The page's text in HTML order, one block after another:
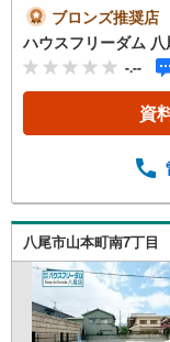
りや、お子
送迎させて
けついでに
し、建築条
フリーダ
ら請負工
に沿った
店舗横に駐
ならハウス
ブロンズ推奨店
ハウスフリーダム 八
-.--
資
八尾市山本町南7丁目